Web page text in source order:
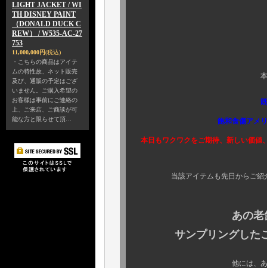
LIGHT JACKET / WI
TH DISNEY PAINT
（DONALD DUCK C
REW） / W535-AC-27
753
11,000,000円(税込)
・こちらの商品はアイテ
ムの特性故、ネット販売
及び、通販の予定はござ
いません。ご購入希望の
お客様は事前にご連絡の
上、ご来店、ご商談が可
能な方と限らせて頂…
本日は
既に価値形成が確
飽和食傷アメリカンビンテ
本日もワクワクをご期待、新しい価値
当該アイテムも先日からご
あの
サンプリングしたこと
他には、あの 《 シャネ